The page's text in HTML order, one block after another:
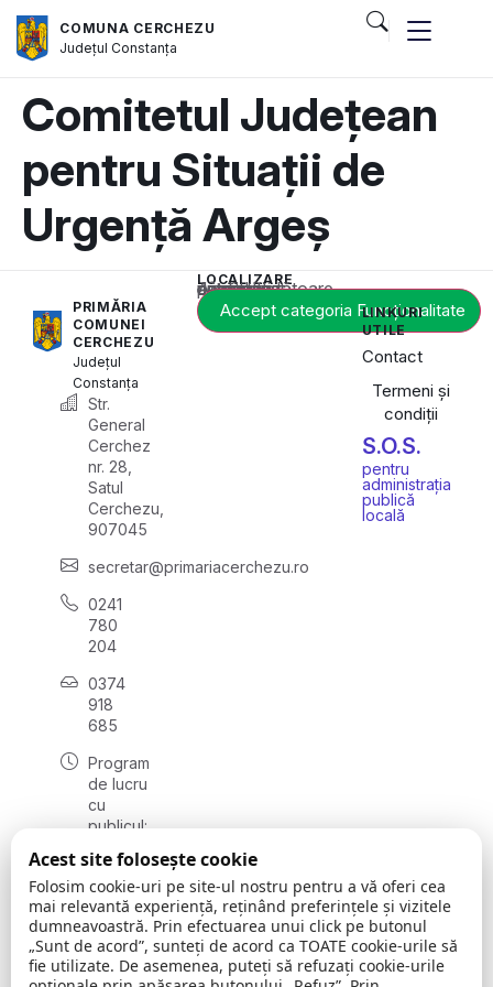
COMUNA CERCHEZU
JudețulConstanța
Comitetul Județean
pentru Situații de
Urgență Argeș
PRIMĂRIA
COMUNEI
CERCHEZU
Județul
Constanța
Str.
General
Cerchez
nr. 28,
Satul
Cerchezu,
907045
secretar@primariacerchezu.ro
0241
780
204
0374
918
685
Program
de lucru
cu
publicul:
08:00 -
16:30
, vineri:
08:00 -
14:00
LOCALIZARE
Acest conținut este blocat până când acceptați categoria corespunzătoare de cookie-uri.
Accept categoria Funcționalitate
LINKURI
UTILE
Contact
Termeni și
condiții
S.O.S.
pentru
administrația
publică
locală
Acest site folosește cookie
Folosim cookie-uri pe site-ul nostru pentru a vă oferi cea
mai relevantă experiență, reținând preferințele și vizitele
dumneavoastră. Prin efectuarea unui click pe butonul
„Sunt de acord”, sunteți de acord ca TOATE cookie-urile să
fie utilizate. De asemenea, puteți să refuzați cookie-urile